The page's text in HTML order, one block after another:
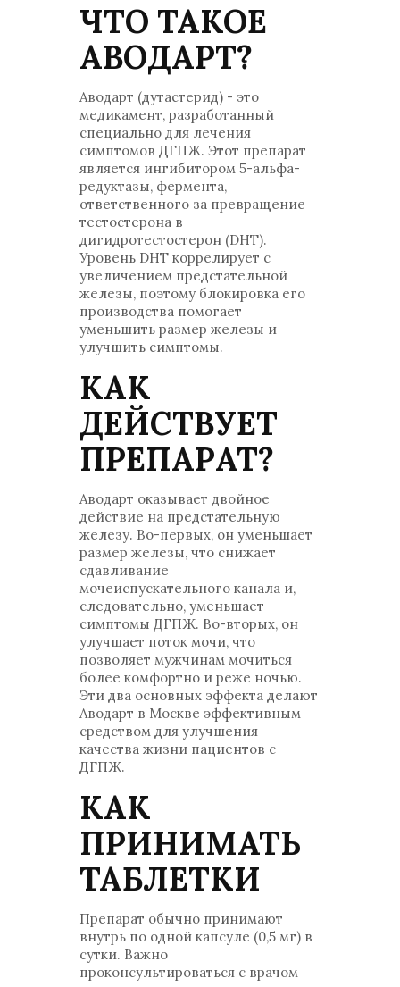
ЧТО ТАКОЕ
АВОДАРТ?
Аводарт (дутастерид) - это
медикамент, разработанный
специально для лечения
симптомов ДГПЖ. Этот препарат
является ингибитором 5-альфа-
редуктазы, фермента,
ответственного за превращение
тестостерона в
дигидротестостерон (DHT).
Уровень DHT коррелирует с
увеличением предстательной
железы, поэтому блокировка его
производства помогает
уменьшить размер железы и
улучшить симптомы.
КАК
ДЕЙСТВУЕТ
ПРЕПАРАТ?
Аводарт оказывает двойное
действие на предстательную
железу. Во-первых, он уменьшает
размер железы, что снижает
сдавливание
мочеиспускательного канала и,
следовательно, уменьшает
симптомы ДГПЖ. Во-вторых, он
улучшает поток мочи, что
позволяет мужчинам мочиться
более комфортно и реже ночью.
Эти два основных эффекта делают
Аводарт в Москве эффективным
средством для улучшения
качества жизни пациентов с
ДГПЖ.
КАК
ПРИНИМАТЬ
ТАБЛЕТКИ
Препарат обычно принимают
внутрь по одной капсуле (0,5 мг) в
сутки. Важно
проконсультироваться с врачом